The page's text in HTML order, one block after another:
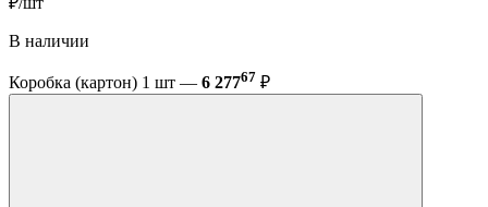
В наличии
Коробка (картон) 1 шт — 6 27767 ₽